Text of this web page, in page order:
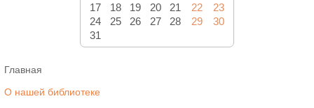
17
18 19 20 21 22
23
24
25 26 27 28 29
30
31
Главная
О нашей библиотеке